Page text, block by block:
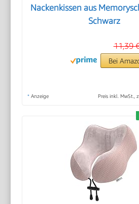
Nackenkissen aus
Schwarz
11,39
Bei
* Anzeige Preis inkl. MwSt.,